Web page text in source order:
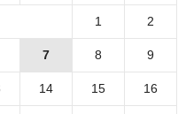
1 2
7 8 9
14 15 16